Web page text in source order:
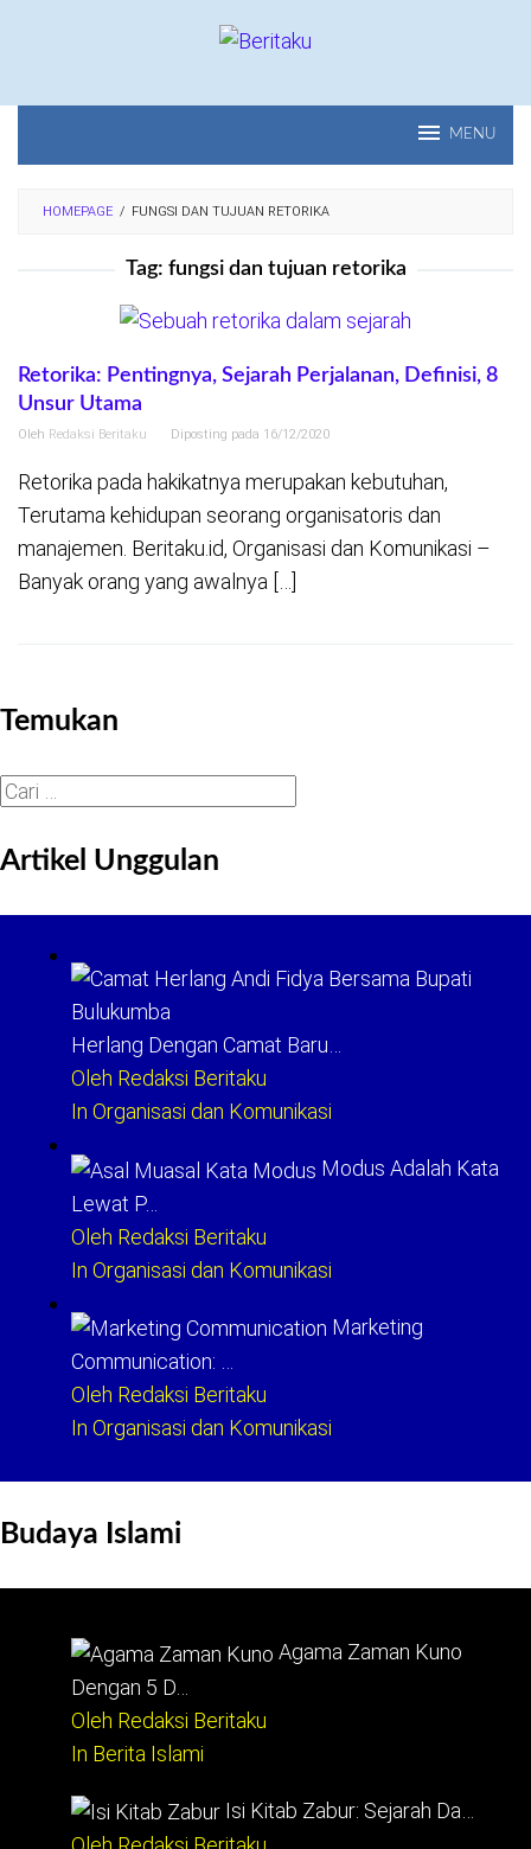
MENU
HOMEPAGE / FUNGSI DAN TUJUAN RETORIKA
Tag: fungsi dan tujuan retorika
Retorika: Pentingnya, Sejarah Perjalanan, Definisi, 8
Unsur Utama
Oleh Redaksi Beritaku Diposting pada 16/12/2020
Retorika pada hakikatnya merupakan kebutuhan,
Terutama kehidupan seorang organisatoris dan
manajemen. Beritaku.id, Organisasi dan Komunikasi –
Banyak orang yang awalnya […]
Temukan
Cari
Artikel Unggulan
Herlang Dengan Camat Baru…
Oleh Redaksi Beritaku
In Organisasi dan Komunikasi
Modus Adalah Kata
Lewat P…
Oleh Redaksi Beritaku
In Organisasi dan Komunikasi
Marketing
Communication: …
Oleh Redaksi Beritaku
In Organisasi dan Komunikasi
Budaya Islami
Agama Zaman Kuno
Dengan 5 D…
Oleh Redaksi Beritaku
In Berita Islami
Isi Kitab Zabur: Sejarah Da…